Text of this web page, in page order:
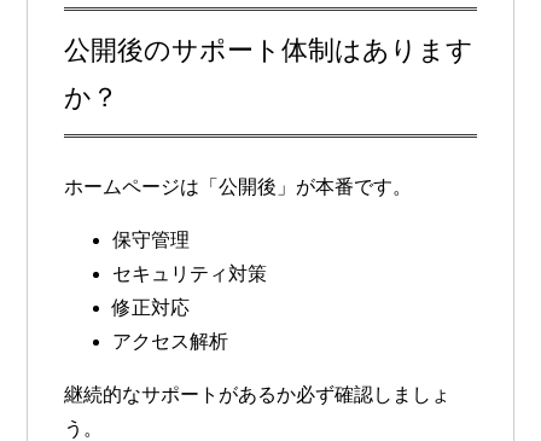
公開後のサポート体制はあります
か？
ホームページは「公開後」が本番です。
保守管理
セキュリティ対策
修正対応
アクセス解析
継続的なサポートがあるか必ず確認しましょ
う。